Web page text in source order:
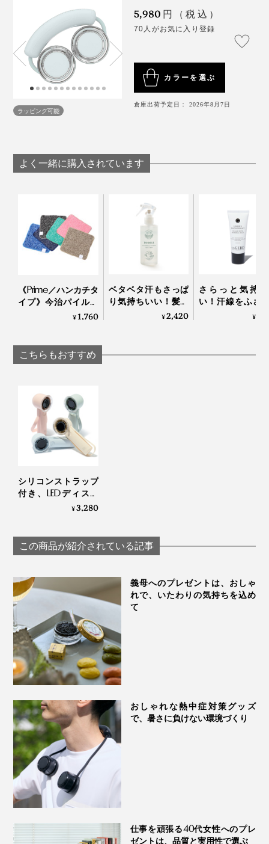
CE認証（欧州）
RoHS指令準拠（有害物質使用制限）
「Neck Band Fan COOLING」があれば、猛暑でも炎天
下でも、自分だけこっそり涼しい。
“パーソナル避暑
を持ち歩いてください。
もう、ネッククーラーと携帯扇風機の2個使いは不要。
両手が空くから、通勤、散歩、運転、料理……、いつで
もどこでも自分だけのひんやり空間を携帯できる感覚
0～40℃の室温でお使いください。
隙間から指を挟まないようにご注意ください。
充電に問題が見られる場合は、他の電源アダプタや
USBケーブルを使って再度充電をお試しください。
充電しながらの使用はおやめください。
電源アダプタは付属しません。別途ご用意くださ
い。より安定した充電のため、使用する電源アダプ
使用後に一時的にプレートが熱くなることがありま
すが、製品の特性によるもので異常ではありませ
冷却プレート機能をONにした状態で、同一部位に30
分以上使用しないでください。低温やけどを引き起
こすおそれがあります。
着脱時は必ず電源をOFFにしてください。
長髪の方は髪を束ねてお使いください。吸排気口に
巻き込まれる恐れがあります。
髪や衣類で吸排気口をふさがないようご注意くださ
強い衝撃を与えたり、投げたり、振ったりしないで
ください。
ラッピング可能
5,980 円（税込）
70人がお気に入り登録
カラーを選ぶ
倉庫出荷予定日： 2026年8月7日
よく一緒に購入されています
《Prime／ハンカチタ
イプ》今治パイルと
冷感生地のハイブリ
¥1,760
ベタベタ汗もさっぱ
り気持ちいい！髪も
顔も体も、スプレー
¥2,420
さらっと気持
い！汗線をふさ
細菌の繁殖を抑
¥
こちらもおすすめ
シリコンストラップ
付き、LEDディスプ
レイの「大風量モバ
¥3,280
この商品が紹介されている記事
義母へのプレゼントは、おしゃ
れで、いたわりの気持ちを込め
て
おしゃれな熱中症対策グッズ
で、暑さに負けない環境づくり
仕事を頑張る40代女性へのプレ
ゼントは、品質と実用性で選ぶ